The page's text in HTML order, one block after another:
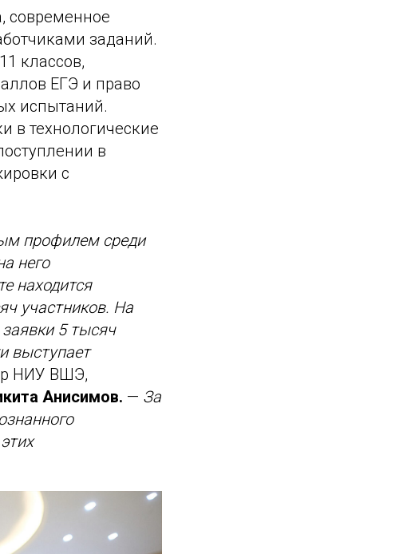
современное
заданий.
классов,
ЕГЭ и право
испытаний.
в технологические
в
с
профилем среди
него
находится
участников. На
5 тысяч
выступает
НИУ ВШЭ,
Анисимов. — За